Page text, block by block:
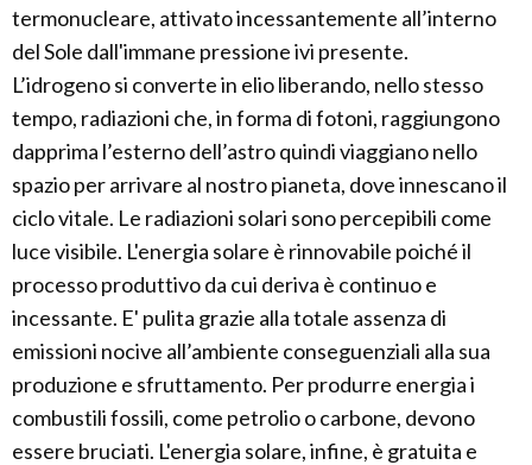
termonucleare, attivato incessantemente all’interno
del Sole dall'immane pressione ivi presente.
L’idrogeno si converte in elio liberando, nello stesso
tempo, radiazioni che, in forma di fotoni, raggiungono
dapprima l’esterno dell’astro quindi viaggiano nello
spazio per arrivare al nostro pianeta, dove innescano il
ciclo vitale. Le radiazioni solari sono percepibili come
luce visibile. L'energia solare è rinnovabile poiché il
processo produttivo da cui deriva è continuo e
incessante. E' pulita grazie alla totale assenza di
emissioni nocive all’ambiente conseguenziali alla sua
produzione e sfruttamento. Per produrre energia i
combustili fossili, come petrolio o carbone, devono
essere bruciati. L'energia solare, infine, è gratuita e